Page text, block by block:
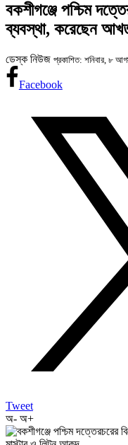
বকশীগঞ্জে পশ্চিম
ব্যবস্থা, করেছেন
ডেস্ক নিউজ প্রকাশিত: শনিবার, ৮
Facebook
Tweet
অ- অ+